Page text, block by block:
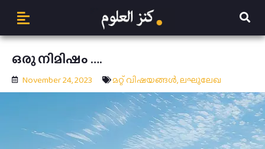
ഒരു നിമിഷം ….
November 24, 2023 മറ്റ് വിഷയങ്ങള്‍,ലഘുലേഖ